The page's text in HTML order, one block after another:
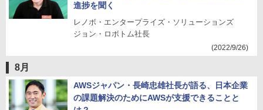
進捗を聞く
レノボ・エンタープライズ・ソリューションズ
ジョン・ロボトム社長
(2022/9/26)
8月
AWSジャパン・長崎忠雄社長が語る、日本企業
の課題解決のためにAWSが支援できることと